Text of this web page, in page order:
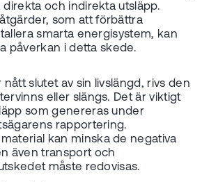
och indirekta utsläpp.
som att förbättra
smarta energisystem, kan
påverkan i detta skede.
slutet av sin livslängd, rivs den
eller slängs. Det är viktigt
som genereras under
rapportering.
kan minska de negativa
även transport och
måste redovisas.